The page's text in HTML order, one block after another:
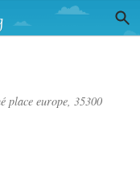
place europe, 35300